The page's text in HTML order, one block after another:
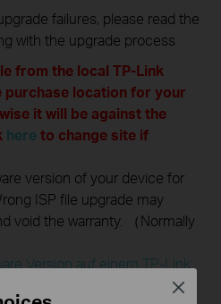
failures, please read the
with the upgrade process
from the local TP-Link
location for your
it will be against the
hereto change site if
version of your device for
ISP file upgrade may
void the warranty. （Normally
Version auf einem TP-Link
Close